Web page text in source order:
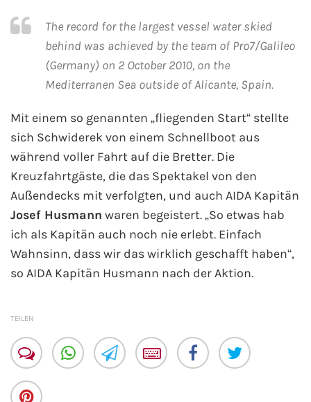
A-ROSA Flusskreuzfahrten
VIVA Cruises Flusskreuzfahrten
nicko cruises Flusskreuzfahrten
Plantours Flusskreuzfahrten
1AVista Flusskreuzfahrten
Phoenix Reisen Flusskreuzfahrten
Last Minute Flusskreuzfahrten
Fähre buchen
Color Line
DFDS Seaways
The record for the largest vessel water skied
behind was achieved by the team of Pro7/Galileo
(Germany) on 2 October 2010, on the
Mediterranen Sea outside of Alicante, Spain.
Mit einem so genannten „fliegenden Start“ stellte
sich Schwiderek von einem Schnellboot aus
während voller Fahrt auf die Bretter. Die
Kreuzfahrtgäste, die das Spektakel von den
Außendecks mit verfolgten, und auch AIDA Kapitän
Josef Husmann waren begeistert. „So etwas hab
ich als Kapitän auch noch nie erlebt. Einfach
Wahnsinn, dass wir das wirklich geschafft haben“,
so AIDA Kapitän Husmann nach der Aktion.
TEILEN